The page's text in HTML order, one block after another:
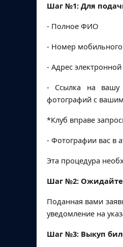
Шаг №1: Для
- Полное ФИО
- Номер
- Адрес
- Ссылка на вашу
фотографий с
*Клуб вправе
- Фотографии вас в
Эта процедура
Шаг №2:
Поданная вами
уведомление на
Шаг №3: Выкуп